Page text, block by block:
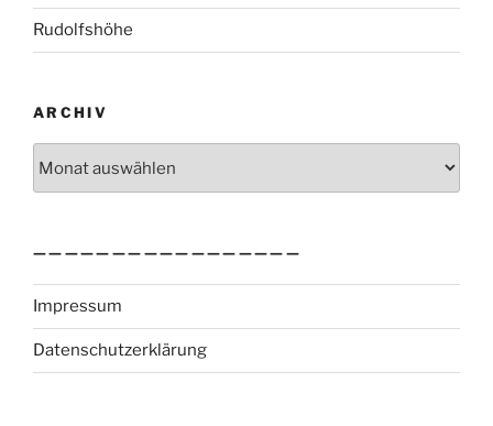
Rudolfshöhe
ARCHIV
—————————————————
Impressum
Datenschutzerklärung